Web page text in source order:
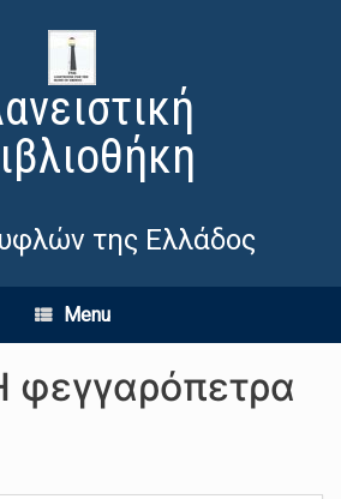
της Ελλάδος
Menu
φεγγαρόπετρα